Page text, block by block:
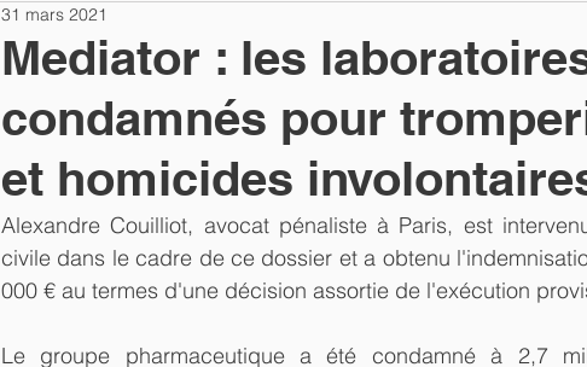
Mediator : les
condamnés pour
et homicides
31 mars 2021
Alexandre Couilliot, avocat pénaliste à Paris, est
civile dans le cadre de ce dossier et a obtenu
000 € au termes d'une décision assortie de l'exécution
Le groupe pharmaceutique a été condamné à 2,7